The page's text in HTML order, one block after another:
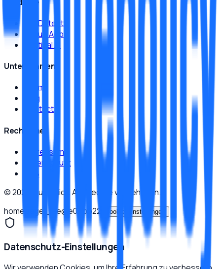
JamDetect
MeruX App
Sentinal AI
Unternehmen
Team
Blog
Contact
Rechtliches
Impressum
Datenschutz
AGB
©2026 Bluepolicy.Alle Rechte vorbehalten.
homepage_live@ e0ebb22 Cookie-Einstellungen
Datenschutz-Einstellungen